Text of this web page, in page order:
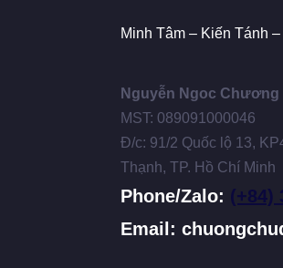
Minh Tâm – Kiến Tánh
Nguyễn Ngoc Chương
MST: 089091000046
Đ/c: 91/2 Quốc lộ 13,
Thạnh, TP. Hồ Chí Minh
Phone/Zalo:
Email: